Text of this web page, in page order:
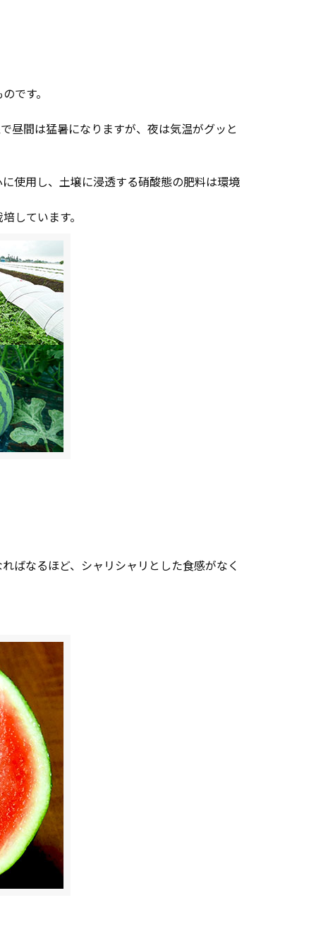
です。
昼間は猛暑になりますが、夜は気温がグッと
使用し、土壌に浸透する硝酸態の肥料は環境
しています。
ばなるほど、シャリシャリとした食感がなく